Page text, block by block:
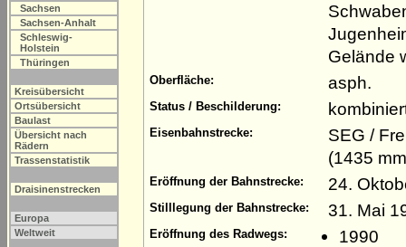
Sachsen
Sachsen-Anhalt
Schleswig-
Holstein
Thüringen
Kreisübersicht
Ortsübersicht
Baulast
Übersicht nach
Rädern
Trassenstatistik
Draisinenstrecken
Europa
Weltweit
Gelände
Oberfläche: asph.
Status / Beschilderung:
Eisenbahnstrecke:
SEG /
(1435
Eröffnung der Bahnstrecke: 24.
Stilllegung der Bahnstrecke: 31. Mai
Eröffnung des Radwegs: 1990